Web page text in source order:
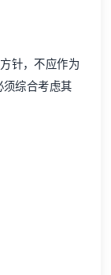
针，不应作为
综合考虑其